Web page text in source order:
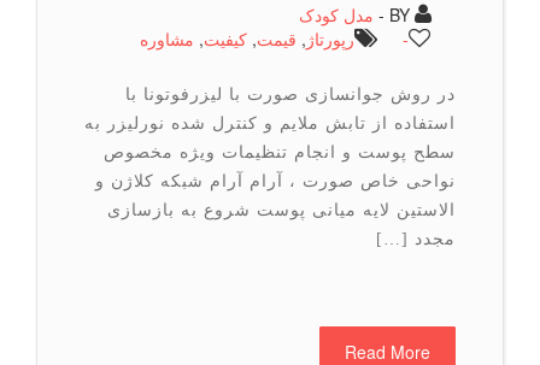
مدل کودک
رپورتاژ,قیمت, كیفیت,مشاوره
در روش جوانسازی صورت با لیزرفوتونا با
استفاده از تابش ملایم و کنترل شده نورلیزر به
سطح پوست و انجام تنظیمات ویژه مخصوص
نواحی خاص صورت ، آرام آرام شبکه کلاژن و
الاستین لایه میانی پوست شروع به بازسازی
مجدد […]
Read More